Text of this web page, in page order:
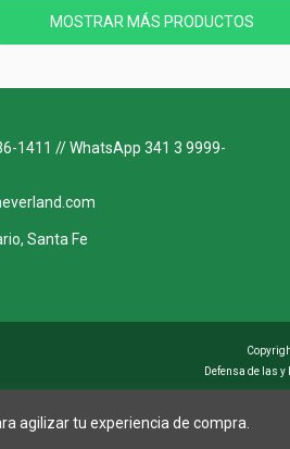
agilizar tu experiencia de compra.
MOSTRAR MÁS PRODUCTOS
1411 // WhatsApp 341 3 9999-
Santa Fe
Defensa de las